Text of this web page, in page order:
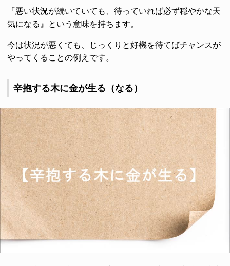
『悪い状況が続いていても、待っていれば必ず穏やかな天
気になる』という意味を持ちます。
今は状況が悪くても、じっくりと好機を待てばチャンスが
やってくることの例えです。
辛抱する木に金が生る（なる）